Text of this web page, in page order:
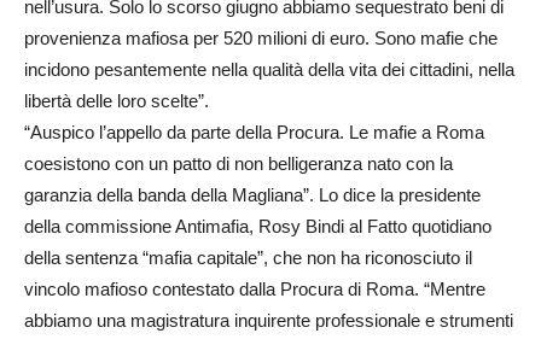
nell’usura. Solo lo scorso giugno abbiamo sequestrato beni di
provenienza mafiosa per 520 milioni di euro. Sono mafie che
incidono pesantemente nella qualità della vita dei cittadini, nella
libertà delle loro scelte”.
“Auspico l’appello da parte della Procura. Le mafie a Roma
coesistono con un patto di non belligeranza nato con la
garanzia della banda della Magliana”. Lo dice la presidente
della commissione Antimafia, Rosy Bindi al Fatto quotidiano
della sentenza “mafia capitale”, che non ha riconosciuto il
vincolo mafioso contestato dalla Procura di Roma. “Mentre
abbiamo una magistratura inquirente professionale e strumenti